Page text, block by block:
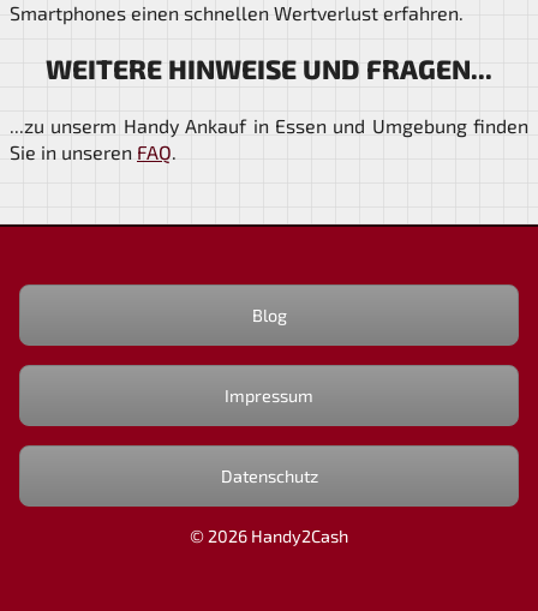
Smartphones einen schnellen Wertverlust erfahren.
WEITERE HINWEISE UND FRAGEN...
...zu unserm Handy Ankauf in Essen und Umgebung finden
Sie in unseren FAQ.
Blog
Impressum
Datenschutz
© 2026 Handy2Cash